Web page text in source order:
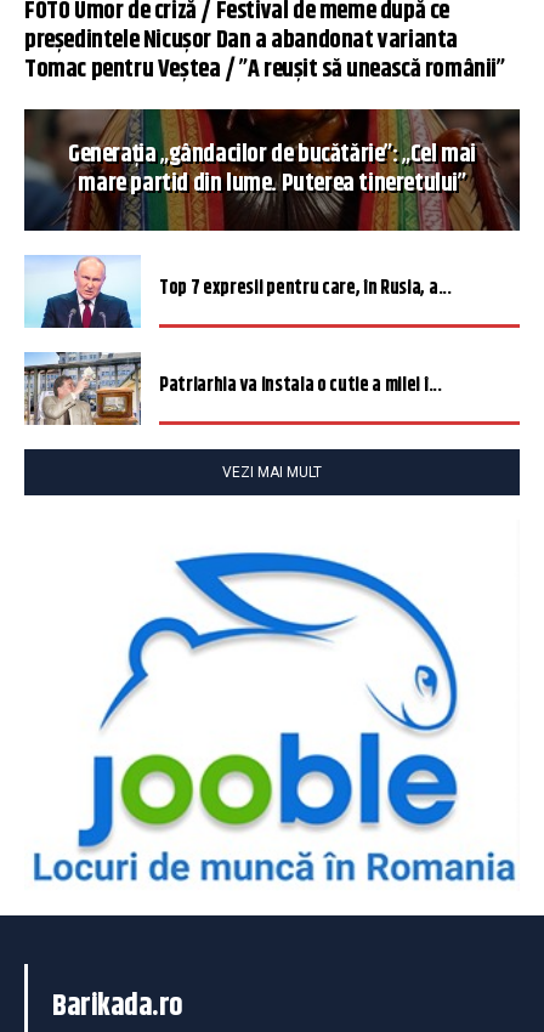
FOTO Umor de criză / Festival de meme după ce
președintele Nicușor Dan a abandonat varianta
Tomac pentru Veștea / ”A reușit să unească românii”
Generația „gândacilor de bucătărie”: „Cel mai
mare partid din lume. Puterea tineretului”
Top 7 expresii pentru care, în Rusia, a...
Patriarhia va instala o cutie a milei î...
VEZI MAI MULT
Barikada.ro